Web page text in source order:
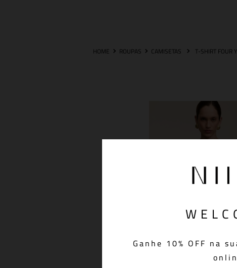
Ganhe 10% OFF na
ROUPAS CAMISETAS
T-Shirt Four Years Brown